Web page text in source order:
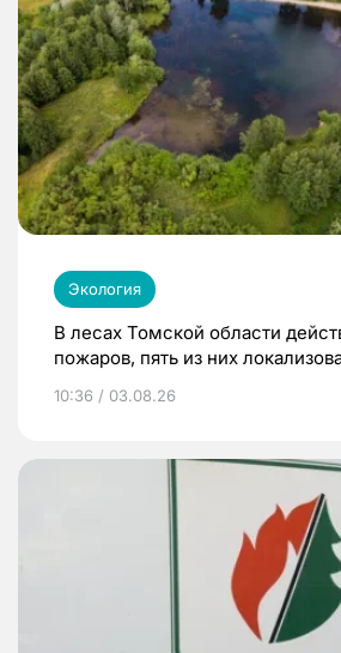
Экология
В лесах Томской области
пожаров, пять из них
10:36 / 03.08.26